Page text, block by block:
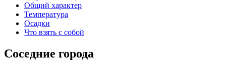
Общий характер
Температура
Осадки
Что взять с собой
Соседние города